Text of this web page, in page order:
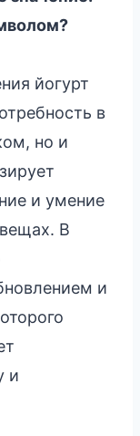
йогурт
в
но и
и умение
В
и
и